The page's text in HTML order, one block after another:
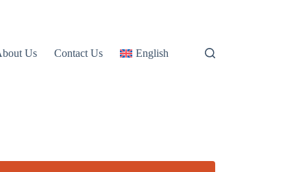
Us Contact Us English